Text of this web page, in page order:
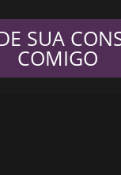
SUA
COMIGO